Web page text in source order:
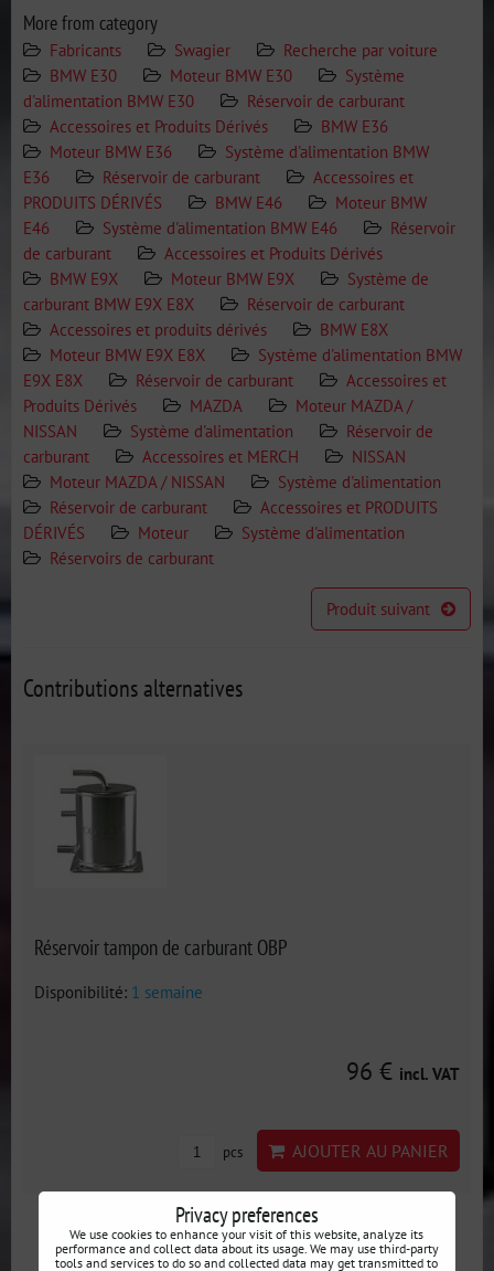
More from category
Fabricants Swagier
Recherche par voiture
BMW E30
Moteur BMW E30
Système
d'alimentation BMW E30
Réservoir de carburant
Accessoires et Produits Dérivés
BMW E36
Moteur BMW E36
Système d'alimentation BMW
E36
Réservoir de carburant
Accessoires et
PRODUITS DÉRIVÉS
BMW E46
Moteur BMW
E46
Système d'alimentation BMW E46
Réservoir
de carburant
Accessoires et Produits Dérivés
BMW E9X
Moteur BMW E9X
Système de
carburant BMW E9X E8X
Réservoir de carburant
Accessoires et produits dérivés
BMW E8X
Moteur BMW E9X E8X
Système d'alimentation BMW
E9X E8X
Réservoir de carburant
Accessoires et
Produits Dérivés
MAZDA
Moteur MAZDA /
NISSAN
Système d'alimentation
Réservoir de
carburant
Accessoires et MERCH
NISSAN
Moteur MAZDA / NISSAN
Système d'alimentation
Réservoir de carburant
Accessoires et PRODUITS
DÉRIVÉS
Moteur
Système d'alimentation
Réservoirs de carburant
Produit suivant
Contributions alternatives
Réservoir tampon de carburant OBP
Disponibilité: 1 semaine
96 € incl. VAT
pcs AJOUTER AU PANIER
Privacy preferences
We use cookies to enhance your visit of this website, analyze its
performance and collect data about its usage. We may use third-party
tools and services to do so and collected data may get transmitted to